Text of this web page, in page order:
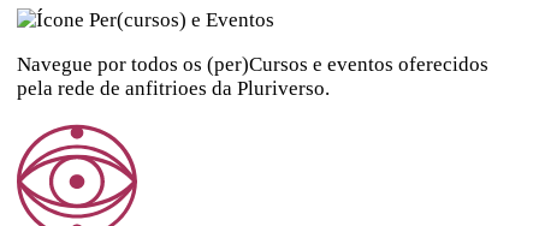
Navegue por todos os (per)Cursos e eventos oferecidos
pela rede de anfitrioes da Pluriverso.